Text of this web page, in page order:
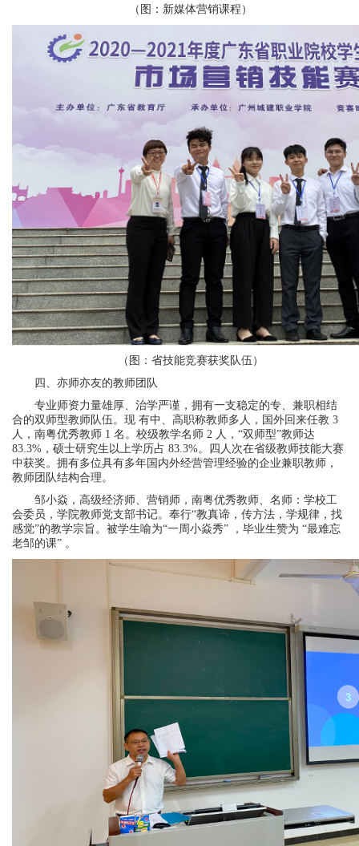
（图：新媒体营销课程）
（图：省技能竞赛获奖队伍）
四、亦师亦友的教师团队
专业师资力量雄厚、治学严谨，拥有一支稳定的专、兼职相结
合的双师型教师队伍。现 有中、高职称教师多人，国外回来任教 3
人，南粤优秀教师 1 名。校级教学名师 2 人，“双师型”教师达
83.3%，硕士研究生以上学历占 83.3%。四人次在省级教师技能大赛
中获奖。拥有多位具有多年国内外经营管理经验的企业兼职教师，
教师团队结构合理。
邹小焱，高级经济师、营销师，南粤优秀教师、名师：学校工
会委员，学院教师党支部书记。奉行“教真谛，传方法，学规律，找
感觉”的教学宗旨。被学生喻为“一周小焱秀” ，毕业生赞为 “最难忘
老邹的课” 。